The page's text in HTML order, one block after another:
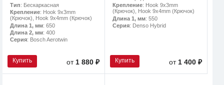
Тип: Бескаркасная
Крепление: Hook 9x3mm
(Крючок), Hook 9x4mm (Крючок)
Длина 1, мм: 650
Длина 2, мм: 400
Серия: Bosch Aerotwin
Купить от 1 880 ₽
Крепление: Hook 9x3mm
(Крючок), Hook 9x4mm (Крючок)
Длина 1, мм: 550
Серия: Denso Hybrid
Купить от 1 400 ₽